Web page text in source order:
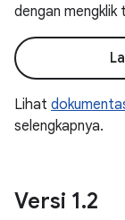
dengan
Lihat
selengkapnya.
Versi 1.2